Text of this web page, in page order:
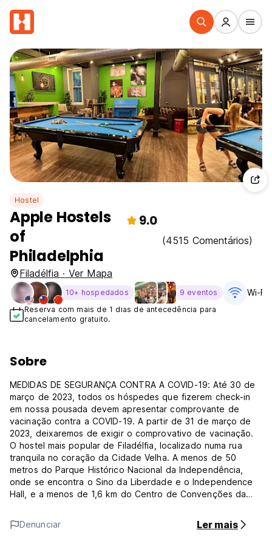
Hostel
Apple Hostels
of
Philadelphia
9.0
(4515 Comentários)
Filadélfia · Ver Mapa
10+ hospedados 9 eventos Wi-Fi
Reserva com mais de 1 dias de antecedência para
cancelamento gratuito.
Sobre
MEDIDAS DE SEGURANÇA CONTRA A COVID-19: Até 30 de
março de 2023, todos os hóspedes que fizerem check-in
em nossa pousada devem apresentar comprovante de
vacinação contra a COVID-19. A partir de 31 de março de
2023, deixaremos de exigir o comprovativo de vacinação.
O hostel mais popular de Filadélfia, localizado numa rua
tranquila no coração da Cidade Velha. A menos de 50
metros do Parque Histórico Nacional da Independência,
onde se encontra o Sino da Liberdade e o Independence
Hall, e a menos de 1,6 km do Centro de Convenções da
comodidades, tais como Internet sem fios gratuita, uma
estação de iPad gratuita, jogos Xbox One gratuitos, mesa
Denunciar Ler mais